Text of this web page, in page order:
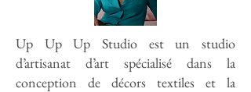
Up Up Up Studio est un studio
d’artisanat d’art spécialisé dans la
conception de décors textiles et la